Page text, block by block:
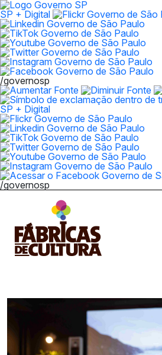
SP + Digital
/governosp
SP + Digital
/governosp